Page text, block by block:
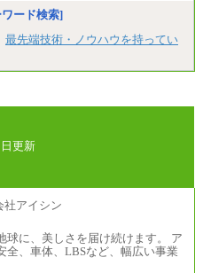
変更：無
345,700円～
285,700円～
高専（専攻科）： 月給253,100
248,100円～
変更：無
ード検索]
最先端技術・ノウハウを持ってい
日更新
球に、美しさを届け続けます。 ア
全、車体、LBSなど、幅広い事業